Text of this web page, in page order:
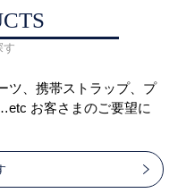
す
ツ、携帯ストラップ、プ
お客さまのご要望に